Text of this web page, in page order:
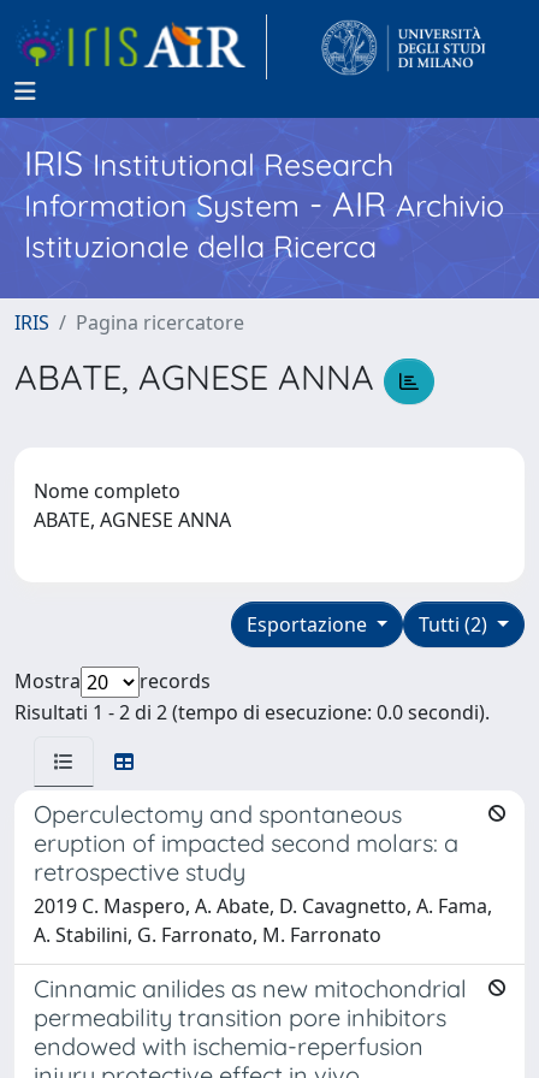
IRISInstitutional Research
Information System - AIR Archivio
Istituzionale della Ricerca
IRIS Pagina ricercatore
ABATE, AGNESE ANNA
Nome completo
ABATE, AGNESE ANNA
Tutti (2)
Esportazione
Mostra
records
Risultati 1 - 2 di 2 (tempo di esecuzione: 0.0 secondi).
Operculectomy and spontaneous
eruption of impacted second molars: a
retrospective study
2019 C. Maspero, A. Abate, D. Cavagnetto, A. Fama,
A. Stabilini, G. Farronato, M. Farronato
Cinnamic anilides as new mitochondrial
permeability transition pore inhibitors
endowed with ischemia-reperfusion